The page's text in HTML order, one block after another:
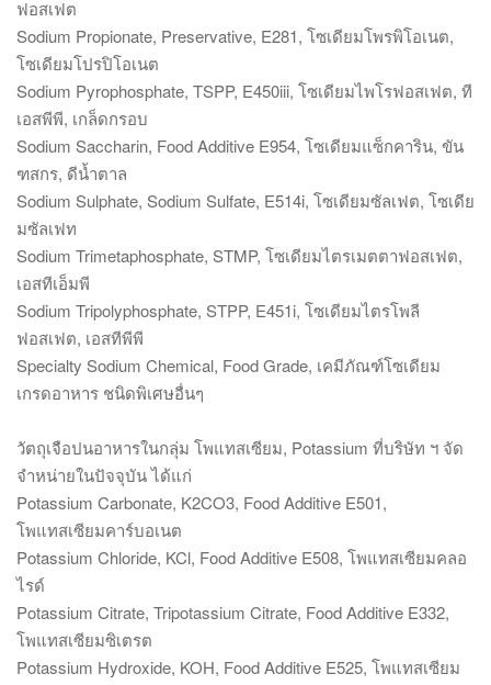
ฟอสเฟต
Sodium Propionate, Preservative, E281, โซเดียมโพรพิโอเนต,
โซเดียมโปรปิโอเนต
Sodium Pyrophosphate, TSPP, E450iii, โซเดียมไพโรฟอสเฟต, ที
เอสพีพี, เกล็ดกรอบ
Sodium Saccharin, Food Additive E954, โซเดียมแซ็กคาริน, ขัน
ฑสกร, ดีน้ำตาล
Sodium Sulphate, Sodium Sulfate, E514i, โซเดียมซัลเฟต, โซเดีย
มซัลเฟท
Sodium Trimetaphosphate, STMP, โซเดียมไตรเมตตาฟอสเฟต,
เอสทีเอ็มพี
Sodium Tripolyphosphate, STPP, E451i, โซเดียมไตรโพลี
ฟอสเฟต, เอสทีพีพี
Specialty Sodium Chemical, Food Grade, เคมีภัณฑ์โซเดียม
เกรดอาหาร ชนิดพิเศษอื่นๆ
วัตถุเจือปนอาหารในกลุ่ม โพแทสเซียม, Potassium ที่บริษัท ฯ จัด
จำหน่ายในปัจจุบัน ได้แก่
Potassium Carbonate, K2CO3, Food Additive E501,
โพแทสเซียมคาร์บอเนต
Potassium Chloride, KCl, Food Additive E508, โพแทสเซียมคลอ
ไรด์
Potassium Citrate, Tripotassium Citrate, Food Additive E332,
โพแทสเซียมซิเตรต
Potassium Hydroxide, KOH, Food Additive E525, โพแทสเซียม